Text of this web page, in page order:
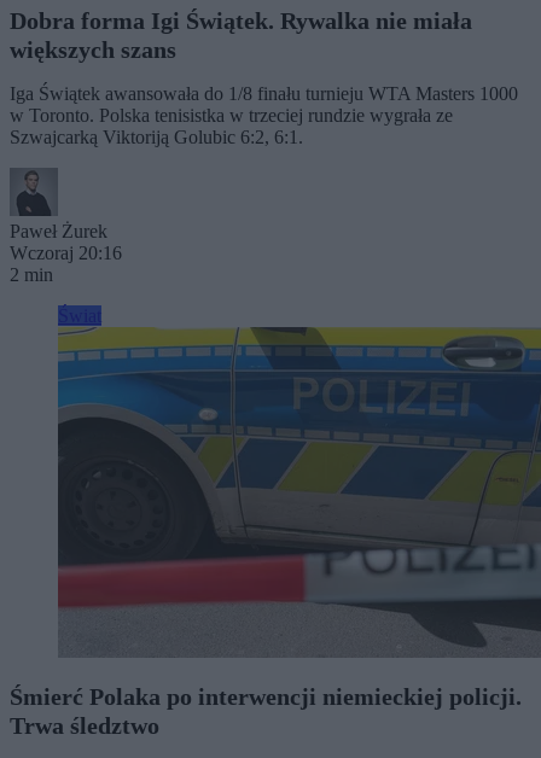
Dobra forma Igi Świątek. Rywalka nie miała
większych szans
Iga Świątek awansowała do 1/8 finału turnieju WTA Masters 1000
w Toronto. Polska tenisistka w trzeciej rundzie wygrała ze
Szwajcarką Viktoriją Golubic 6:2, 6:1.
Paweł Żurek
Wczoraj 20:16
2 min
Śmierć Polaka po interwencji niemieckiej policji.
Trwa śledztwo